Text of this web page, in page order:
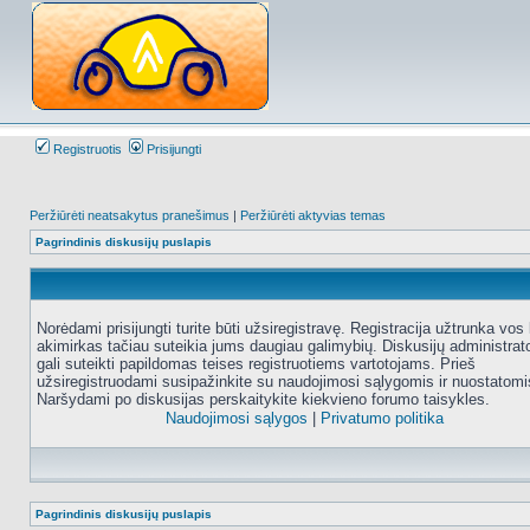
Registruotis Prisijungti
Peržiūrėti neatsakytus pranešimus | Peržiūrėti aktyvias temas
Pagrindinis diskusijų puslapis
Norėdami prisijungti turite būti užsiregistravę. Registracija užtrunka vos
akimirkas tačiau suteikia jums daugiau galimybių. Diskusijų
gali suteikti papildomas teises registruotiems vartotojams. Prieš
užsiregistruodami susipažinkite su naudojimosi sąlygomis ir
Naršydami po diskusijas perskaitykite kiekvieno forumo taisykles.
Naudojimosi sąlygos
Privatumo politika
Pagrindinis diskusijų puslapis